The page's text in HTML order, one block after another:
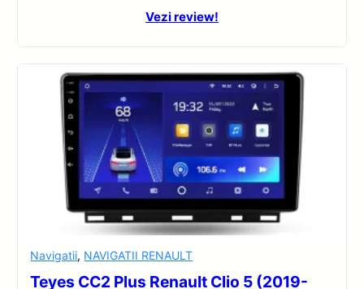
Vezi review!
Navigatii, NAVIGATII RENAULT
Teyes CC2 Plus Renault Clio 5 (2019-